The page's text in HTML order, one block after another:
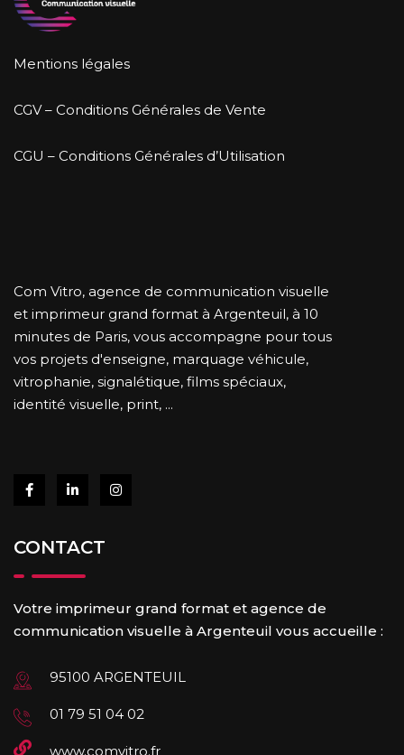
Mentions légales
CGV – Conditions Générales de Vente
CGU – Conditions Générales d’Utilisation
Com Vitro, agence de communication visuelle
et imprimeur grand format à Argenteuil, à 10
minutes de Paris, vous accompagne pour tous
vos projets d'enseigne, marquage véhicule,
vitrophanie, signalétique, films spéciaux,
identité visuelle, print, ...
CONTACT
Votre imprimeur grand format et agence de
communication visuelle à Argenteuil vous accueille :
95100 ARGENTEUIL
01 79 51 04 02
www.comvitro.fr